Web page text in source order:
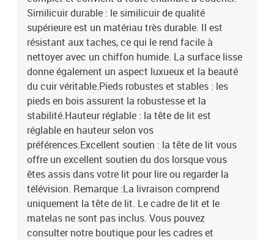
Similicuir durable : le similicuir de qualité
supérieure est un matériau très durable. Il est
résistant aux taches, ce qui le rend facile à
nettoyer avec un chiffon humide. La surface lisse
donne également un aspect luxueux et la beauté
du cuir véritable.Pieds robustes et stables : les
pieds en bois assurent la robustesse et la
stabilité.Hauteur réglable : la tête de lit est
réglable en hauteur selon vos
préférences.Excellent soutien : la tête de lit vous
offre un excellent soutien du dos lorsque vous
êtes assis dans votre lit pour lire ou regarder la
télévision. Remarque :La livraison comprend
uniquement la tête de lit. Le cadre de lit et le
matelas ne sont pas inclus. Vous pouvez
consulter notre boutique pour les cadres et